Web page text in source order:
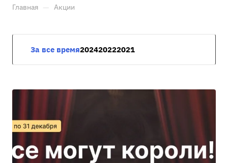
Главная — Акции
За все время202420222021